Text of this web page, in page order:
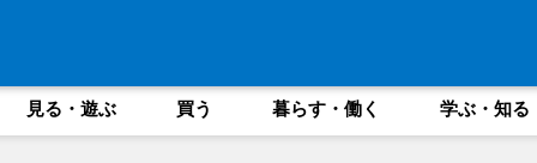
見る・遊ぶ 買う 暮らす・働く 学ぶ・知る